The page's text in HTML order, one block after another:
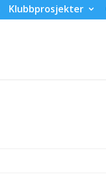
Klubbprosjekter